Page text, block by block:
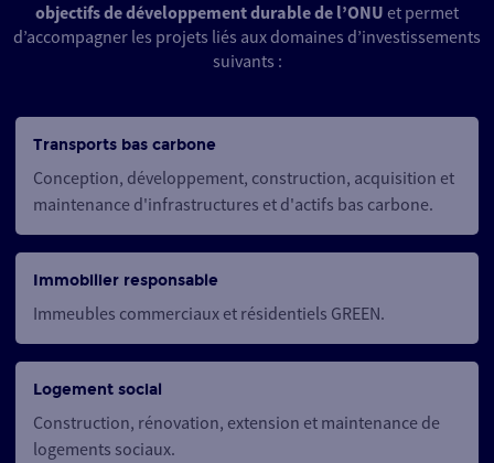
objectifs de développement durable de l’ONU et permet
d’accompagner les projets liés aux domaines d’investissements
suivants :
Transports bas carbone
Conception, développement, construction, acquisition et
maintenance d'infrastructures et d'actifs bas carbone.
Immobilier responsable
Immeubles commerciaux et résidentiels GREEN.
Logement social
Construction, rénovation, extension et maintenance de
logements sociaux.